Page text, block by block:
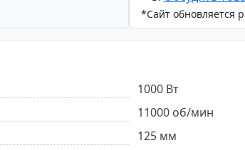
*Сайт обновляется
1000 Вт
11000 об/мин
125 мм